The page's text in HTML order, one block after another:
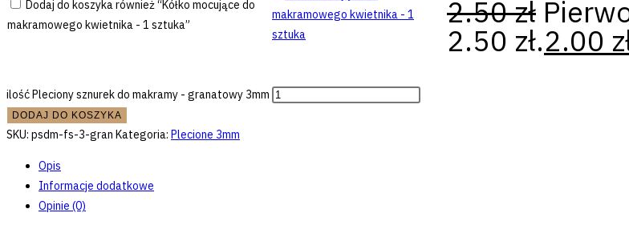
Dodaj do koszyka również “Kółko mocujące do
makramowego kwietnika - 1 sztuka”
2.50zł
2.50 zł.2.00
ilość Pleciony sznurek do makramy - granatowy 3mm
DODAJ DO KOSZYKA
SKU: psdm-fs-3-gran Kategoria: Plecione 3mm
Opis
Informacje dodatkowe
Opinie (0)